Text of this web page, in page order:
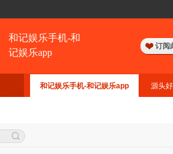
和记娱乐手机-和
记娱乐app
订阅
和记娱乐手机-和记娱乐app 源头